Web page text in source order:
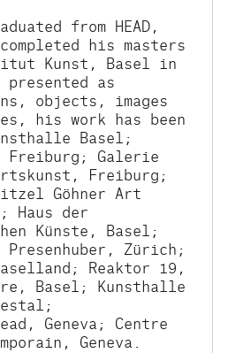
from HEAD,
completed his masters
Kunst, Basel in
presented as
objects, images
his work has been
Basel;
Freiburg; Galerie
Freiburg;
Göhner Art
Haus der
Künste, Basel;
Presenhuber, Zürich;
Reaktor 19,
Basel; Kunsthalle
Geneva; Centre
Geneva.